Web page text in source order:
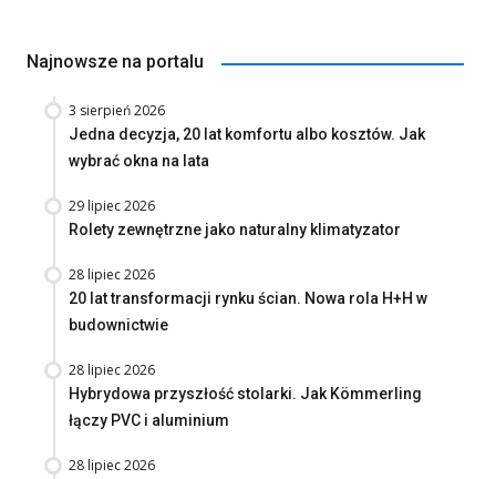
Najnowsze na portalu
3 sierpień 2026
Jedna decyzja, 20 lat komfortu albo kosztów. Jak
wybrać okna na lata
29 lipiec 2026
Rolety zewnętrzne jako naturalny klimatyzator
28 lipiec 2026
20 lat transformacji rynku ścian. Nowa rola H+H w
budownictwie
28 lipiec 2026
Hybrydowa przyszłość stolarki. Jak Kömmerling
łączy PVC i aluminium
28 lipiec 2026